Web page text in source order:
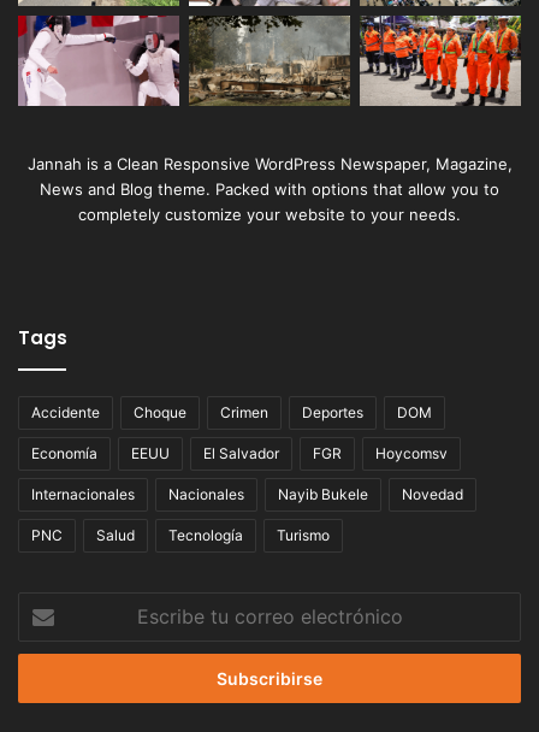
Jannah is a Clean Responsive WordPress Newspaper, Magazine,
News and Blog theme. Packed with options that allow you to
completely customize your website to your needs.
Tags
Accidente Choque Crimen Deportes DOM
Economía EEUU El Salvador FGR Hoycomsv
Internacionales Nacionales Nayib Bukele Novedad
PNC Salud Tecnología Turismo
Escribe
tu
correo